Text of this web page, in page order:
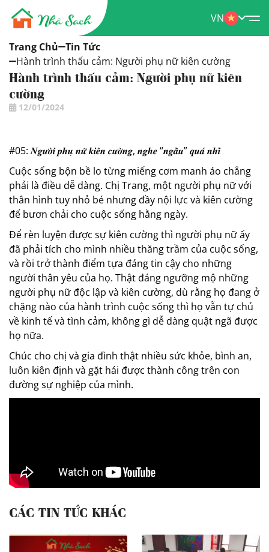
VN
Trang Chủ Tin Tức
Hành trình thấu cảm: Người phụ nữ kiên cường
Hành trình thấu cảm: Người phụ nữ kiên
cường
12/01/2024
#05: 𝑵𝒈𝒖̛𝒐̛̀𝒊 𝒑𝒉𝒖̣ 𝒏𝒖̛̃ 𝒌𝒊𝒆̂𝒏 𝒄𝒖̛𝒐̛̀𝒏𝒈, 𝒏𝒈𝒉𝒆 “𝒏𝒈𝒂̂̀𝒖” 𝒒𝒖𝒂́ 𝒏𝒉𝒊̉
Cuộc sống bộn bề lo từng miếng cơm manh áo chẳng
phải là điều dễ dàng. Chị Trang, một người phụ nữ với
thân hình tuy nhỏ bé nhưng đầy nội lực và kiên cường
để bươn chải cho cuộc sống hằng ngày.
Để rèn luyện được sự kiên cường thì người phụ nữ ấy
đã phải tích cho mình nhiều thăng trầm của cuộc sống,
và rồi trở thành điểm tựa đáng tin cậy cho những
người thân yêu của họ. Thật đáng ngưỡng mộ những
người phụ nữ độc lập và kiên cường, dù rằng họ đang ở
chặng nào của hành trình cuộc sống thì họ vẫn tự chủ
về kinh tế và tình cảm, không gì dễ dàng quật ngã được
họ nữa.
Chúc cho chị và gia đình thật nhiều sức khỏe, bình an,
luôn kiên định và gặt hái được thành công trên con
đường sự nghiệp của mình.
CÁC TIN TỨC KHÁC